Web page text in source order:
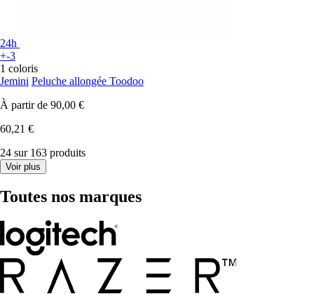
24h
+-3
1 coloris
Jemini Peluche allongée Toodoo
À partir de 90,00 €
60,21 €
24 sur 163 produits
Voir plus
Toutes nos marques